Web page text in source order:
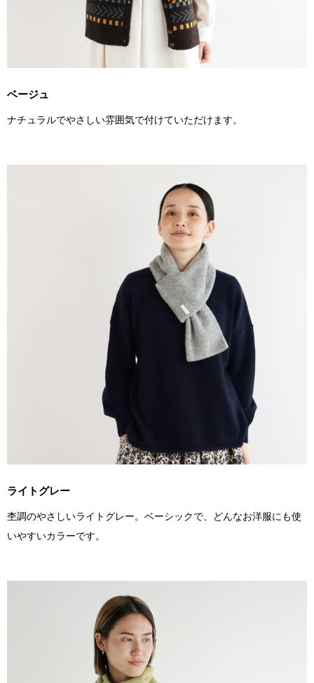
ベージュ
ナチュラルでやさしい雰囲気で付けていただけます。
ライトグレー
杢調のやさしいライトグレー。ベーシックで、どんなお洋服にも使
いやすいカラーです。